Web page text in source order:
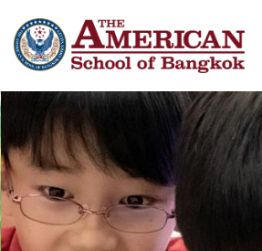
ไป
ยัง
เนื้อหา
หลัก